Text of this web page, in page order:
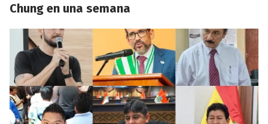
Chung en una semana